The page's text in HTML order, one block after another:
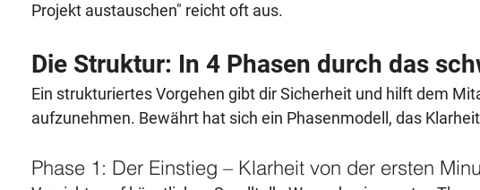
Projekt austauschen" reicht oft aus.
Die Struktur: In 4 Phasen durch das
Ein strukturiertes Vorgehen gibt dir Sicherheit und hilft dem
aufzunehmen. Bewährt hat sich ein Phasenmodell, das
Phase 1: Der Einstieg – Klarheit von der ersten